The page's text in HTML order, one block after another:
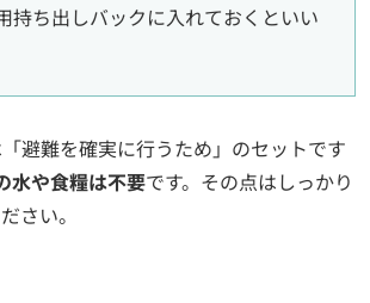
持ち出しバックに入れておくといい
避難を確実に行うため」のセットです
水や食糧は不要です。その点はしっかり
さい。